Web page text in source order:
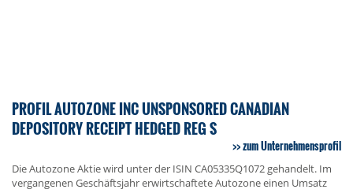
PROFIL AUTOZONE INC UNSPONSORED CANADIAN
DEPOSITORY RECEIPT HEDGED REG S
zum Unternehmensprofil
Die Autozone Aktie wird unter der ISIN CA05335Q1072 gehandelt. Im
vergangenen Geschäftsjahr erwirtschaftete Autozone einen Umsatz